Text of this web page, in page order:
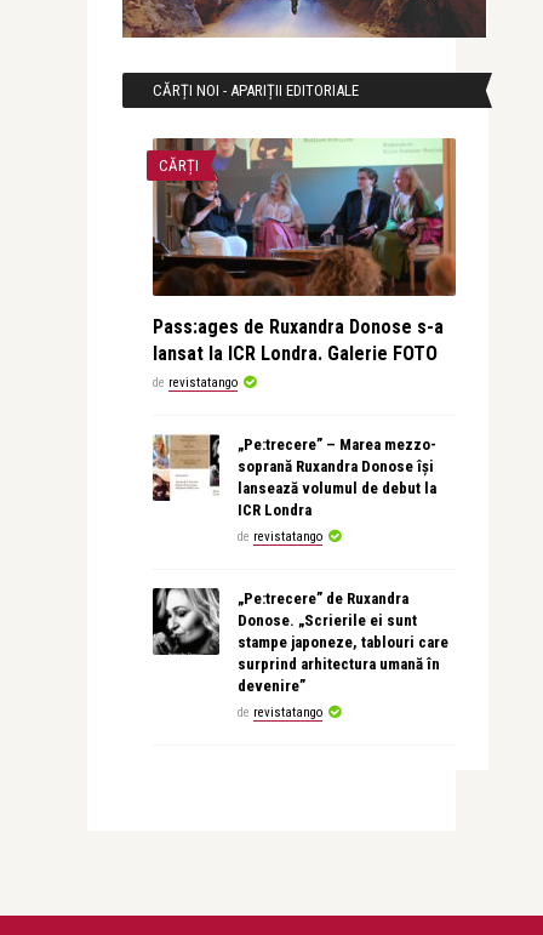
CĂRȚI NOI - APARIȚII EDITORIALE
CĂRȚI
Pass:ages de Ruxandra Donose s-a
lansat la ICR Londra. Galerie FOTO
de revistatango
„Pe:trecere” – Marea mezzo-
soprană Ruxandra Donose își
lansează volumul de debut la
ICR Londra
de revistatango
„Pe:trecere” de Ruxandra
Donose. „Scrierile ei sunt
stampe japoneze, tablouri care
surprind arhitectura umană în
devenire”
de revistatango